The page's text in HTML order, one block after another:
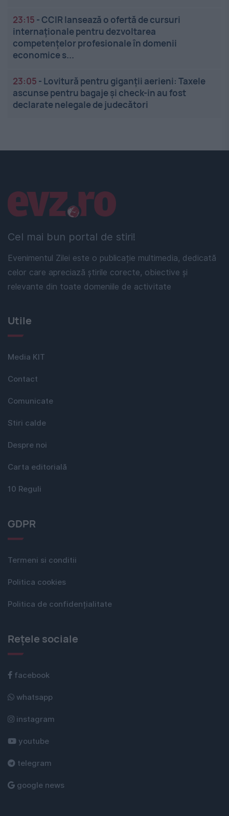
23:15 -CCIR lansează o ofertă de cursuri
internaționale pentru dezvoltarea
competențelor profesionale în domenii
economice s...
23:05 - Lovitură pentru giganții aerieni: Taxele
ascunse pentru bagaje și check-in au fost
declarate nelegale de judecători
Cel mai bun portal de stiri!
Evenimentul Zilei este o publicație multimedia, dedicată
celor care apreciază știrile corecte, obiective și
relevante din toate domeniile de activitate
Linkuri utile
Utile
Media KIT
Contact
Comunicate
Stiri calde
Despre noi
Carta editorială
10 Reguli
GDPR
Termeni si conditii
Politica cookies
Politica de confidențialitate
Rețele sociale
facebook
whatsapp
instagram
youtube
telegram
google news